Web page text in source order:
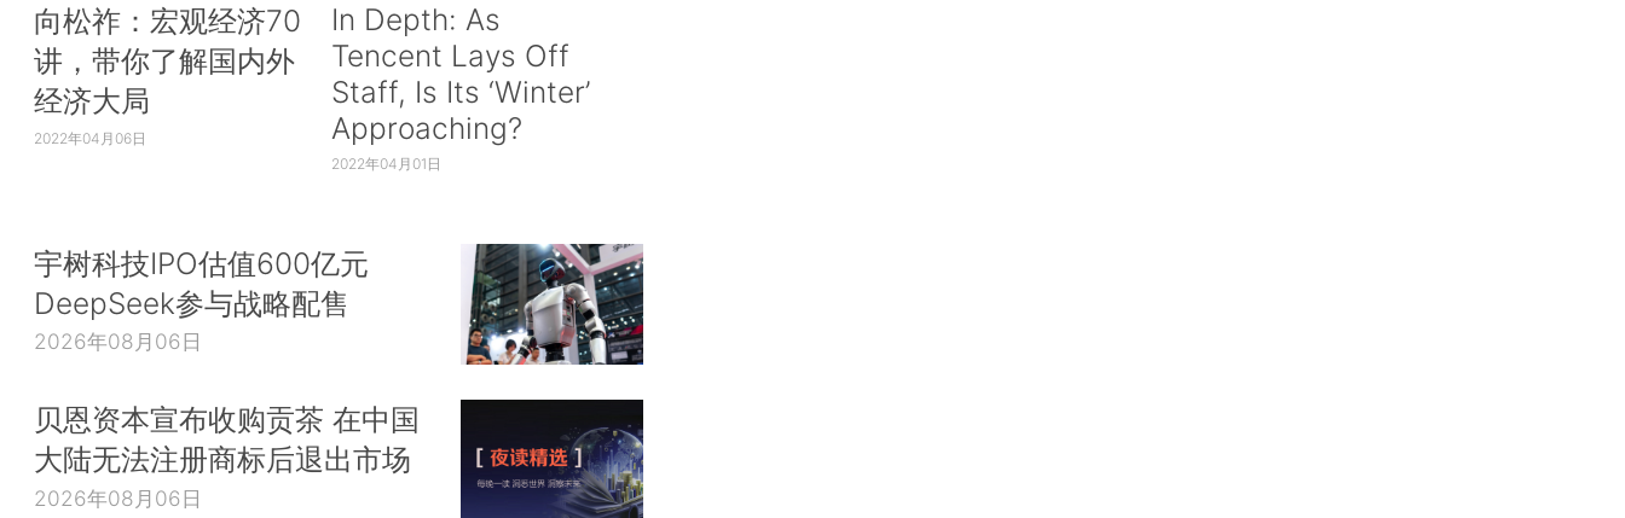
向松祚：宏观经济70
讲，带你了解国内外
经济大局
2022年04月06日
In Depth: As
Tencent Lays Off
Staff, Is Its ‘Winter’
Approaching?
2022年04月01日
宇树科技IPO估值600亿元
DeepSeek参与战略配售
2026年08月06日
贝恩资本宣布收购贡茶 在中国
大陆无法注册商标后退出市场
2026年08月06日